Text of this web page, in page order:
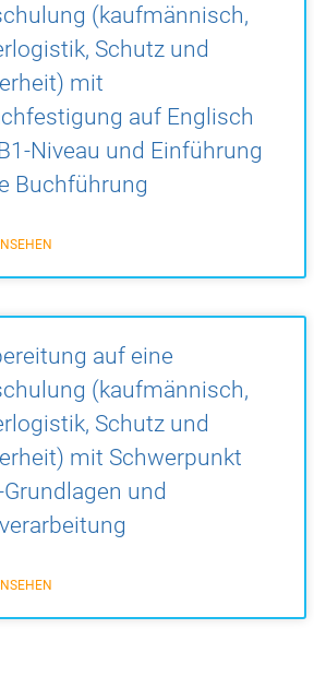
(kaufmännisch,
Schutz und
mit
auf Englisch
Niveau und Einführung
Buchführung
auf eine
(kaufmännisch,
Schutz und
mit Schwerpunkt
Grundlagen und